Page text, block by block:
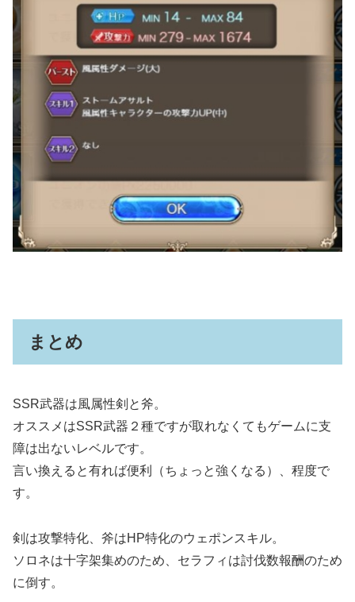
まとめ
SSR武器は風属性剣と斧。
オススメはSSR武器２種ですが取れなくてもゲームに支
障は出ないレベルです。
言い換えると有れば便利（ちょっと強くなる）、程度で
す。
剣は攻撃特化、斧はHP特化のウェポンスキル。
ソロネは十字架集めのため、セラフィは討伐数報酬のため
に倒す。